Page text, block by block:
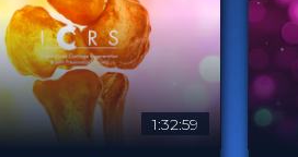
1:32:59